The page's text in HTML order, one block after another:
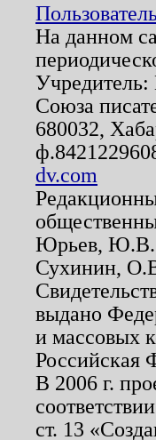
На данном
Союза
680032,
dv.com
Юрьев, Ю.В.
Сухинин,
выдано
и массовых
Российская
В 2006 г.
ст. 13